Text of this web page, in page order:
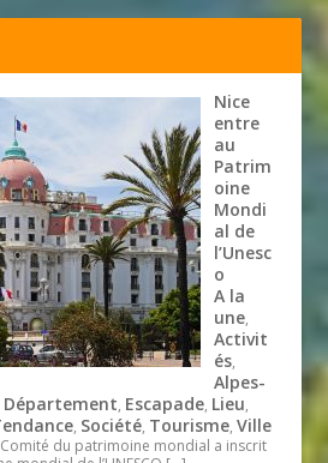
Nice
entre
au
Patrim
oine
Mondi
al de
l’Unesc
o
A la
une,
Activit
és,
Alpes-
Département, Escapade, Lieu,
, Société, Tourisme,Ville
du patrimoine mondial a inscrit